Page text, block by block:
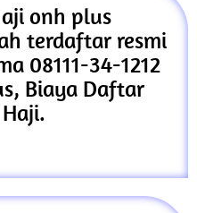
onh plus
terdaftar resmi
08111-34-1212
Biaya Daftar